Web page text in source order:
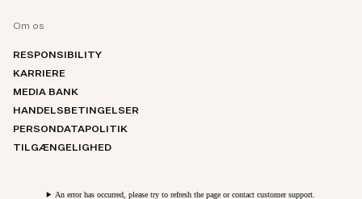
Om os
RESPONSIBILITY
KARRIERE
MEDIA BANK
HANDELSBETINGELSER
PERSONDATAPOLITIK
TILGÆNGELIGHED
An error has occurred, please try to refresh the page or contact customer support.